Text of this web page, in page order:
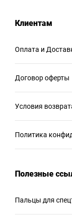
Клиентам
Оплата и
Договор оферты
Условия
Политика
Полезные
Пальцы для